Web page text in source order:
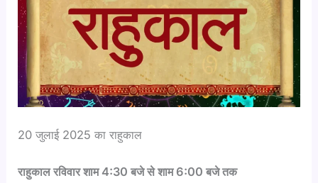
20 जुलाई 2025 का राहुकाल ​
राहुकाल रविवार शाम 4:30 बजे से शाम 6:00 बजे तक